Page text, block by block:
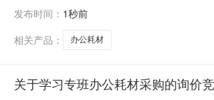
或标的基本概况：七、其它事项
勒
发布时间： 1秒前
相关产品：
办公耗材
关于学习专班办公耗材采购的询价